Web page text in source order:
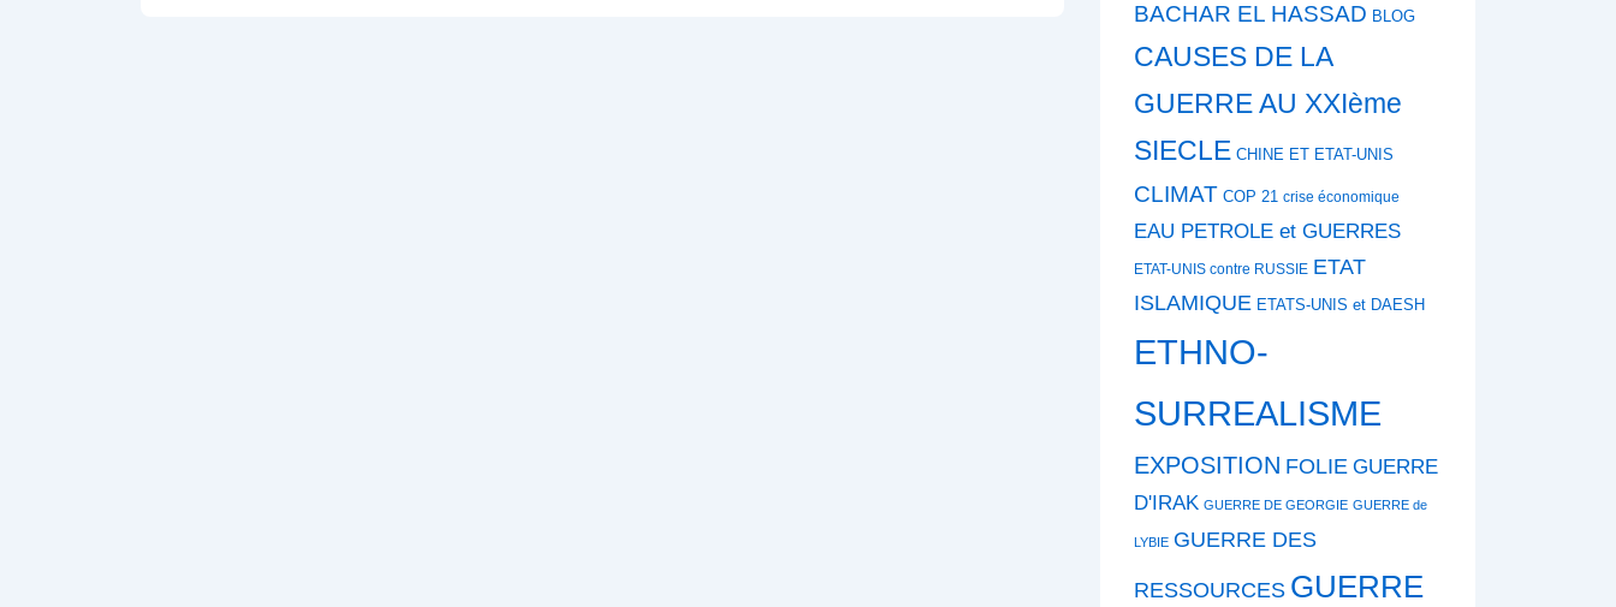
BACHAR EL HASSAD BLOG
CAUSES DE LA
GUERRE AU XXIème
SIECLE CHINE ET ETAT-UNIS
CLIMAT COP 21 crise économique
EAU PETROLE et GUERRES
ETAT-UNIS contre RUSSIE ETAT
ISLAMIQUE ETATS-UNIS et DAESH
ETHNO-
SURREALISME
EXPOSITION FOLIE GUERRE
D'IRAK GUERRE DE GEORGIE GUERRE de
LYBIE GUERRE DES
RESSOURCES GUERRE